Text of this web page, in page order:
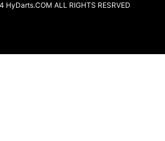
HyDarts.COM ALL RIGHTS RESRVED